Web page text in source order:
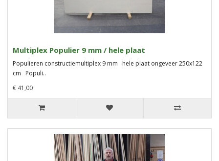
Multiplex Populier 9 mm / hele plaat
Populieren constructiemultiplex 9 mm hele plaat ongeveer 250x122
cm Populi..
€ 41,00